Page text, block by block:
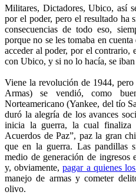
Militares, Dictadores, Ubico, así
por el poder, pero el resultado ha
consecuencias de todo eso,
porque no se les tomaba en
acceder al poder, por el contrario,
con Ubico, y si no lo hacía, se iban
Viene la revolución de 1944,
Armas) se vendió, como
Norteamericano (Yankee, del tío
duró la alegría de los avances
inicia la guerra, la cual
Acuerdos de Paz”, paz la gran
que en la guerra. Las pandillas
medio de generación de ingresos
y, obviamente,pagar a quienes
manejo de armas y cometer
olivo.